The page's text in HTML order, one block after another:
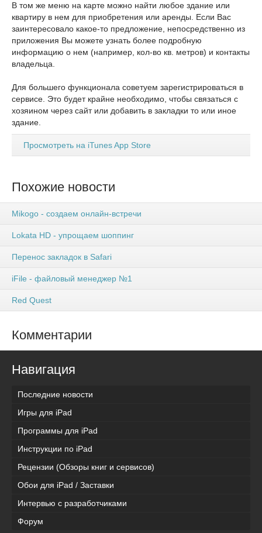
В том же меню на карте можно найти любое здание или
квартиру в нем для приобретения или аренды. Если Вас
заинтересовало какое-то предложение, непосредственно из
приложения Вы можете узнать более подробную
информацию о нем (например, кол-во кв. метров) и контакты
владельца.
Для большего функционала советуем зарегистрироваться в
сервисе. Это будет крайне необходимо, чтобы связаться с
хозяином через сайт или добавить в закладки то или иное
здание.
Просмотреть на iTunes App Store
Похожие новости
Mikogo - создаем онлайн-встречи
Lokata HD - упрощаем шоппинг
Перенос закладок в Safari
iFile - файловый менеджер №1
Red Quest
Комментарии
Навигация
Последние новости
Игры для iPad
Программы для iPad
Инструкции по iPad
Рецензии (Обзоры книг и сервисов)
Обои для iPad / Заставки
Интервью с разработчиками
Форум